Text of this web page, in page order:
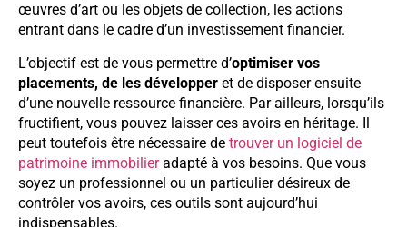
œuvres d’art ou les objets de collection, les actions
entrant dans le cadre d’un investissement financier.
L’objectif est de vous permettre d’optimiser vos
placements, de les développer et de disposer ensuite
d’une nouvelle ressource financière. Par ailleurs, lorsqu’ils
fructifient, vous pouvez laisser ces avoirs en héritage. Il
peut toutefois être nécessaire de trouver un logiciel de
patrimoine immobilieradapté à vos besoins. Que vous
soyez un professionnel ou un particulier désireux de
contrôler vos avoirs, ces outils sont aujourd’hui
indispensables.